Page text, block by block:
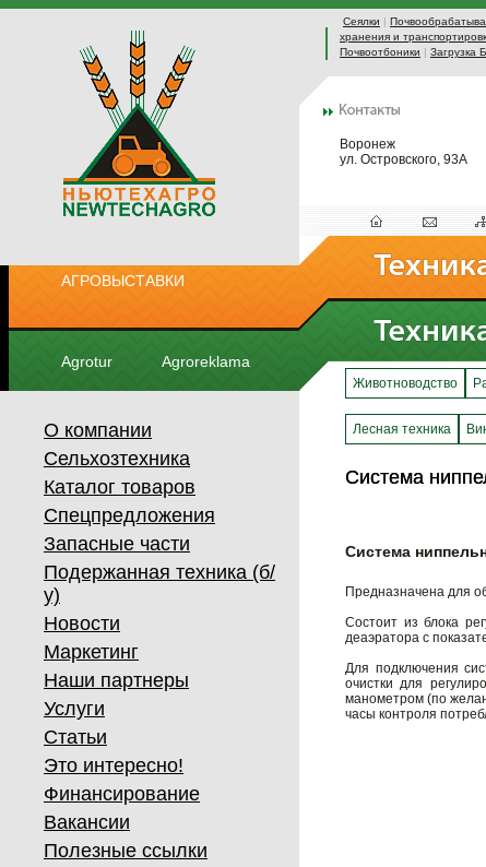
Сеялки |
хранения и
Почвоотбоники | Загрузка
Воронеж
ул. Островского, 93А
АГРОВЫСТАВКИ
Agrotur Agroreklama
О компании
Сельхозтехника
Каталог товаров
Спецпредложения
Запасные части
Подержанная техника (б/
у)
Новости
Маркетинг
Наши партнеры
Услуги
Статьи
Это интересно!
Финансирование
Вакансии
Полезные ссылки
Животноводство
Лесная техника
Система
Система
Система
Предназначена для
Состоит из блока
деаэратора с
Для подключения
очистки для
манометром (по
часы контроля